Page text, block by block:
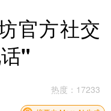
官方社交
"
热度 ： 17233